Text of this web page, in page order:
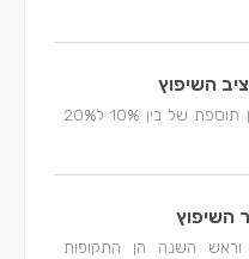
השיפוץ
בתכנון תקציב השיפוץ, קחו בחשבון תוספת של בין 10% ל20%
השיפוץ
וראש השנה הן התקופות